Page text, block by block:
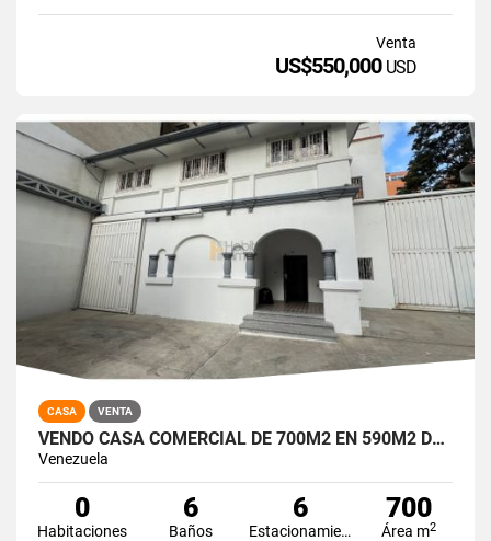
Venta
US$550,000 USD
CASA VENTA
VENDO CASA COMERCIAL DE 700M2 EN 590M2 DE TERRENO CHACAO
Venezuela
0
Habitaciones
6
Baños
6
Estacionamiento
700
Área m2